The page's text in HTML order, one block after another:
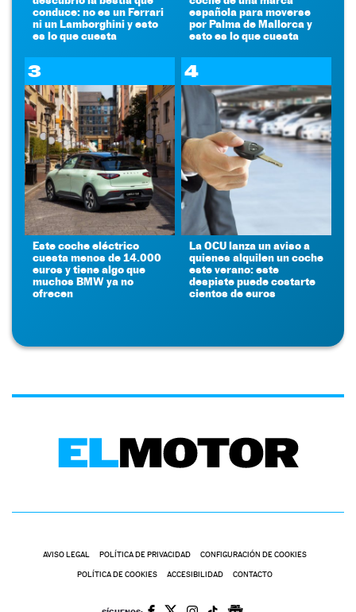
conduce: no es un Ferrari
ni un Lamborghini y esto
es lo que cuesta
española para moverse
por Palma de Mallorca y
esto es lo que cuesta
3
Este coche eléctrico
cuesta menos de 14.000
euros y tiene algo que
muchos BMW ya no
ofrecen
4
La OCU lanza un aviso a
quienes alquilen un coche
este verano: este
despiste puede costarte
cientos de euros
AVISO LEGAL POLÍTICA DE PRIVACIDAD CONFIGURACIÓN DE COOKIES
POLÍTICA DE COOKIES ACCESIBILIDAD CONTACTO